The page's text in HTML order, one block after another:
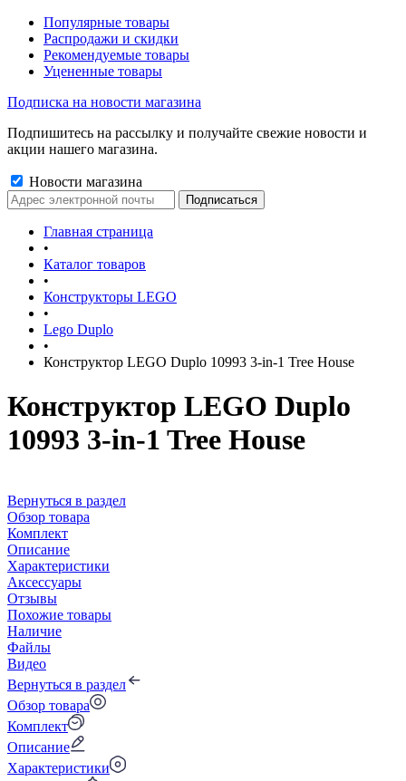
Популярные товары
Распродажи и скидки
Рекомендуемые товары
Уцененные товары
Подписка на новости магазина
Подпишитесь на рассылку и получайте свежие новости и
акции нашего магазина.
Новости магазина
Главная страница
•
Каталог товаров
•
Конструкторы LEGO
•
Lego Duplo
•
Конструктор LEGO Duplo 10993 3-in-1 Tree House
Конструктор LEGO Duplo
10993 3-in-1 Tree House
Вернуться в раздел
Обзор товара
Комплект
Описание
Характеристики
Аксессуары
Отзывы
Похожие товары
Наличие
Файлы
Видео
Вернуться в раздел
Обзор товара
Комплект
Описание
Характеристики